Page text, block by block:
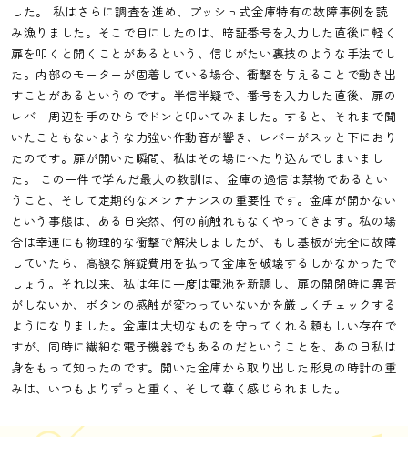
した。 私はさらに調査を進め、プッシュ式金庫特有の故障事例を読
み漁りました。そこで目にしたのは、暗証番号を入力した直後に軽く
扉を叩くと開くことがあるという、信じがたい裏技のような手法でし
た。内部のモーターが固着している場合、衝撃を与えることで動き出
すことがあるというのです。半信半疑で、番号を入力した直後、扉の
レバー周辺を手のひらでドンと叩いてみました。すると、それまで聞
いたこともないような力強い作動音が響き、レバーがスッと下におり
たのです。扉が開いた瞬間、私はその場にへたり込んでしまいまし
た。 この一件で学んだ最大の教訓は、金庫の過信は禁物であるとい
うこと、そして定期的なメンテナンスの重要性です。金庫が開かない
という事態は、ある日突然、何の前触れもなくやってきます。私の場
合は幸運にも物理的な衝撃で解決しましたが、もし基板が完全に故障
していたら、高額な解錠費用を払って金庫を破壊するしかなかったで
しょう。それ以来、私は年に一度は電池を新調し、扉の開閉時に異音
がしないか、ボタンの感触が変わっていないかを厳しくチェックする
ようになりました。金庫は大切なものを守ってくれる頼もしい存在で
すが、同時に繊細な電子機器でもあるのだということを、あの日私は
身をもって知ったのです。開いた金庫から取り出した形見の時計の重
みは、いつもよりずっと重く、そして尊く感じられました。